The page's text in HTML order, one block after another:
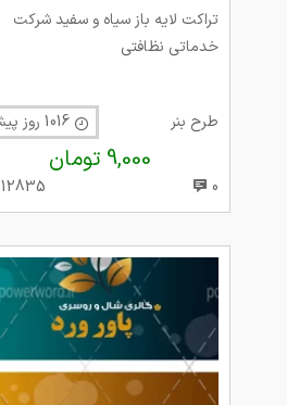
تراکت لایه باز سیاه و سفید شرکت
خدماتی نظافتی
طرح بنر
9,000 تومان
0
12835